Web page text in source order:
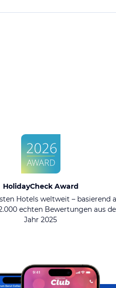
HolidayCheck Award
Hotels weltweit – basierend
echten Bewertungen aus
Jahr 2025